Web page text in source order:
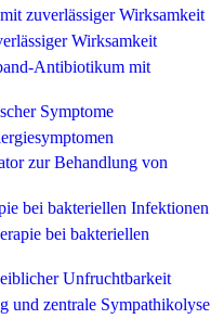
zuverlässiger Wirksamkeit
Wirksamkeit
Antibiotikum mit
Symptome
zur Behandlung von
bei bakteriellen Infektionen
bei bakteriellen
Unfruchtbarkeit
und zentrale Sympathikolyse